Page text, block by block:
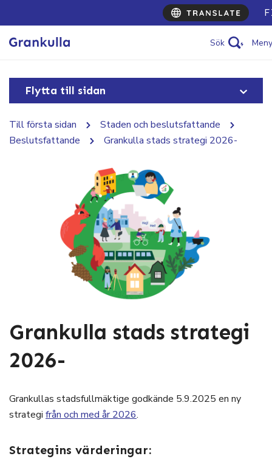
Sök Meny
Flytta till sidan
Till första sidan
Staden och beslutsfattande
Beslutsfattande
Grankulla stads strategi 2026-
Grankulla stads strategi
2026-
Grankullas stadsfullmäktige godkände 5.9.2025 en ny
strategi från och med år 2026.
Strategins värderingar: